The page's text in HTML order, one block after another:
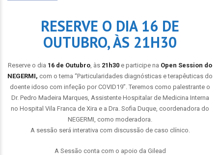
RESERVE O DIA 16 DE
OUTUBRO, ÀS 21H30
Reserve o dia 16 de Outubro, às 21h30 e participe na Open Session do
NEGERMI, com o tema “Particularidades diagnósticas e terapêuticas do
doente idoso com infeção por COVID19”. Teremos como palestrante o
Dr. Pedro Madeira Marques, Assistente Hospitalar de Medicina Interna
no Hospital Vila Franca de Xira e a Dra. Sofia Duque, coordenadora do
NEGERMI, como moderadora.
A sessão será interativa com discussão de caso clínico.
A Sessão conta com o apoio da Gilead